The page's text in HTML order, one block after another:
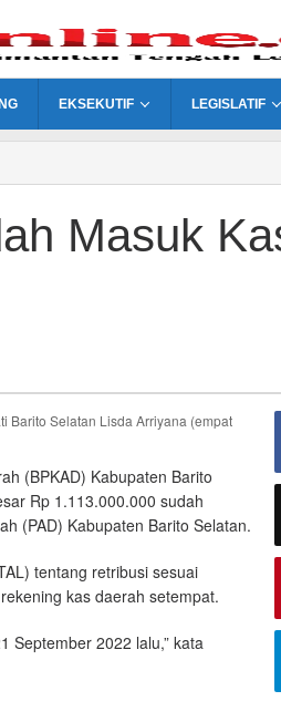
EKSEKUTIF LEGISLATIF
Masuk
Barito Selatan Lisda Arriyana (empat
(BPKAD) Kabupaten Barito
Rp 1.113.000.000 sudah
(PAD) Kabupaten Barito Selatan.
tentang retribusi sesuai
kas daerah setempat.
September 2022 lalu,” kata